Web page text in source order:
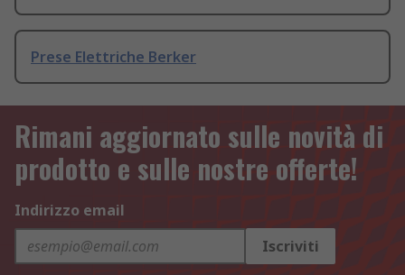
Prese Elettriche Berker
Rimani aggiornato sulle novità di
prodotto e sulle nostre offerte!
Indirizzo email
Iscriviti